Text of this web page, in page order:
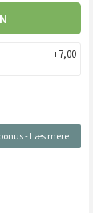
+7,00
- Læs mere